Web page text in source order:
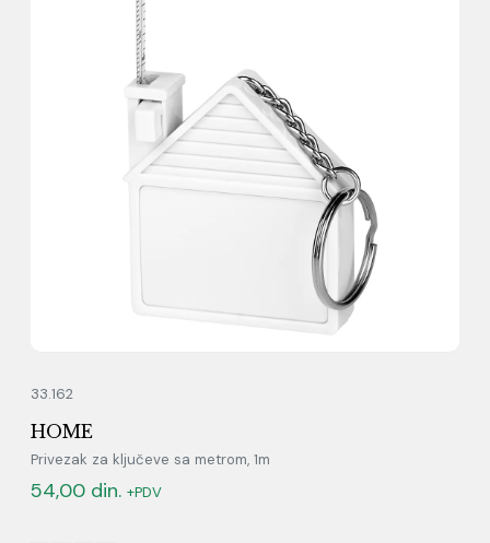
33.162
HOME
Privezak za ključeve sa metrom, 1m
54,00 din. +PDV